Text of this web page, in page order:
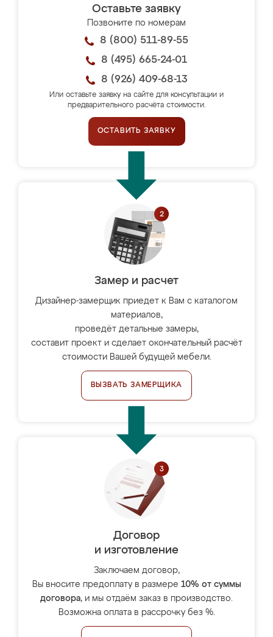
Оставьте заявку
Позвоните по номерам
8 (800) 511-89-55
8 (495) 665-24-01
8 (926) 409-68-13
Или оставьте заявку на сайте для консультации и
предварительного расчёта стоимости.
ОСТАВИТЬ ЗАЯВКУ
Замер и расчет
Дизайнер-замерщик приедет к Вам с каталогом
материалов,
проведёт детальные замеры,
составит проект и сделает окончательный расчёт
стоимости Вашей будущей мебели.
ВЫЗВАТЬ ЗАМЕРЩИКА
Договор
и изготовление
Заключаем договор,
Вы вносите предоплату в размере 10% от суммы
договора, и мы отдаём заказ в производство.
Возможна оплата в рассрочку без %.